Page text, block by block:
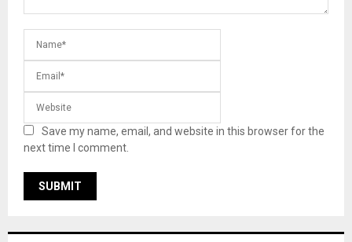
Save my name, email, and website in this browser for the
next time I comment.